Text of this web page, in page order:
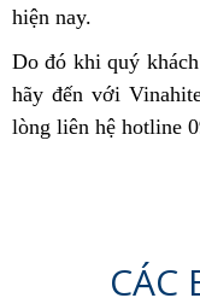
hiện nay.
Do đó khi quý
hãy đến với
lòng liên hệ hotline
CÁC